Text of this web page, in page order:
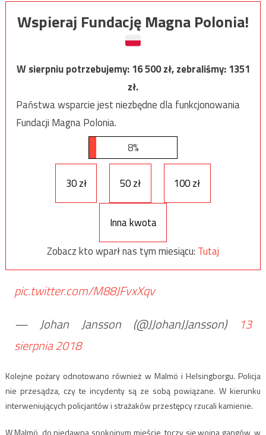
Wspieraj Fundację Magna Polonia!
W sierpniu potrzebujemy:16 500zł, zebraliśmy:1351
zł.
Państwa wsparcie jest niezbędne dla funkcjonowania
Fundacji Magna Polonia.
8%
30 zł 50 zł 100 zł
Inna kwota
Zobacz kto wparł nas tym miesiącu: Tutaj
pic.twitter.com/M88JFvxXqv
— Johan Jansson (@JJohanJJansson)
13
sierpnia 2018
Kolejne pożary odnotowano również w Malmö i Helsingborgu. Policja
nie przesądza, czy te incydenty są ze sobą powiązane. W kierunku
interweniujących policjantów i strażaków przestępcy rzucali kamienie.
W Malmö, do niedawna spokojnym mieście, toczy się wojna gangów, w